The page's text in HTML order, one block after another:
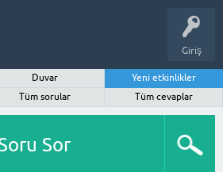
Giriş
Duvar
Yeni etkinlikler
Tüm sorular
Tüm cevaplar
Sor